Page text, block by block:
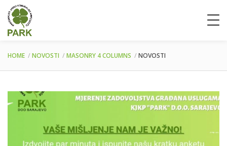
HOME NOVOSTI MASONRY 4 COLUMNS NOVOSTI